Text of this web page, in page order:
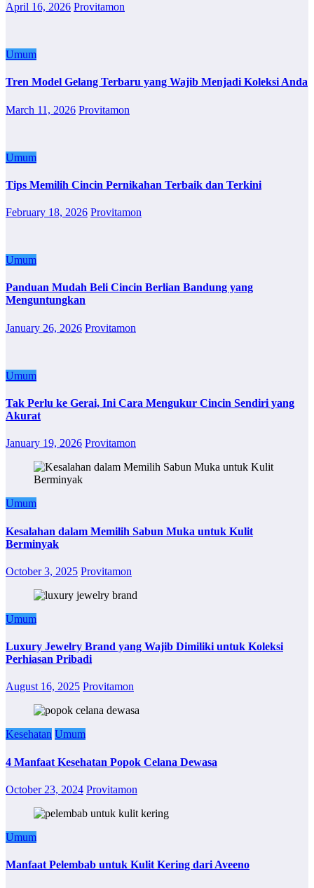
April 16, 2026 Provitamon
Umum
Tren Model Gelang Terbaru yang Wajib Menjadi Koleksi Anda
March 11, 2026 Provitamon
Umum
Tips Memilih Cincin Pernikahan Terbaik dan Terkini
February 18, 2026 Provitamon
Umum
Panduan Mudah Beli Cincin Berlian Bandung yang
Menguntungkan
January 26, 2026 Provitamon
Umum
Tak Perlu ke Gerai, Ini Cara Mengukur Cincin Sendiri yang
Akurat
January 19, 2026 Provitamon
Umum
Kesalahan dalam Memilih Sabun Muka untuk Kulit
Berminyak
October 3, 2025 Provitamon
Umum
Luxury Jewelry Brand yang Wajib Dimiliki untuk Koleksi
Perhiasan Pribadi
August 16, 2025 Provitamon
Kesehatan Umum
4 Manfaat Kesehatan Popok Celana Dewasa
October 23, 2024 Provitamon
Umum
Manfaat Pelembab untuk Kulit Kering dari Aveeno